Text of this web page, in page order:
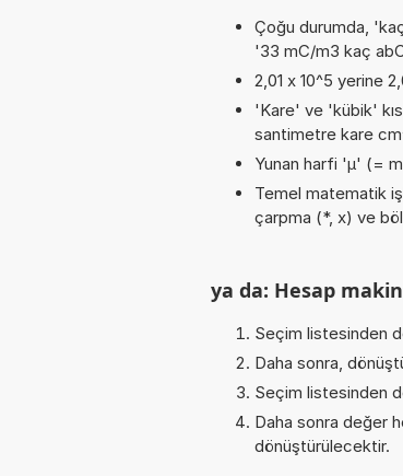
Çoğu durumda,
'33 mC/m3 kaç
2,01 x 10^5 yerine
'Kare' ve 'kübik'
santimetre kare
Yunan harfi 'µ' (=
Temel matematik
çarpma (*, x) ve
ya da: Hesap
Seçim listesinden
Daha sonra,
Seçim listesinden
Daha sonra değer
dönüştürülecektir.